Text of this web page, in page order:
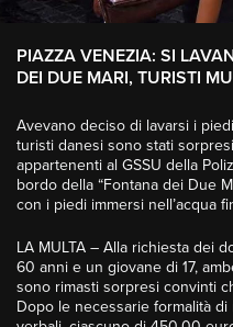
PIAZZA VENEZIA: SI
DEI DUE MARI, TURISTI
Avevano deciso di lavarsi i
turisti danesi sono stati
appartenenti al GSSU della
bordo della “Fontana dei Due
con i piedi immersi nell’acqua
LA MULTA – Alla richiesta dei
60 anni e un giovane di 17,
sono rimasti sorpresi convinti
Dopo le necessarie formalità